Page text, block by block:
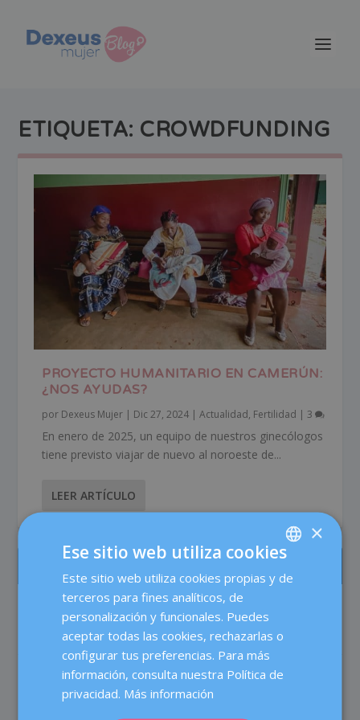
ETIQUETA: CROWDFUNDING
PROYECTO HUMANITARIO EN CAMERÚN:
¿NOS AYUDAS?
por Dexeus Mujer | Dic 27, 2024 |Actualidad, Fertilidad | 3
En enero de 2025, un equipo de nuestros ginecólogos
tiene previsto viajar de nuevo al noroeste de...
LEER ARTÍCULO
Test prenatal no invasivo: más precisión,
menos dudas
Maternidad
En verano, ¿aumenta el riesgo de
infecciones vaginales y urinarias?
SPANISH
×
Ese sitio web utiliza cookies
Este sitio web utiliza cookies propias y de
terceros para fines analíticos, de
personalización y funcionales. Puedes
aceptar todas las cookies, rechazarlas o
configurar tus preferencias. Para más
información, consulta nuestra Política de
privacidad. Más información